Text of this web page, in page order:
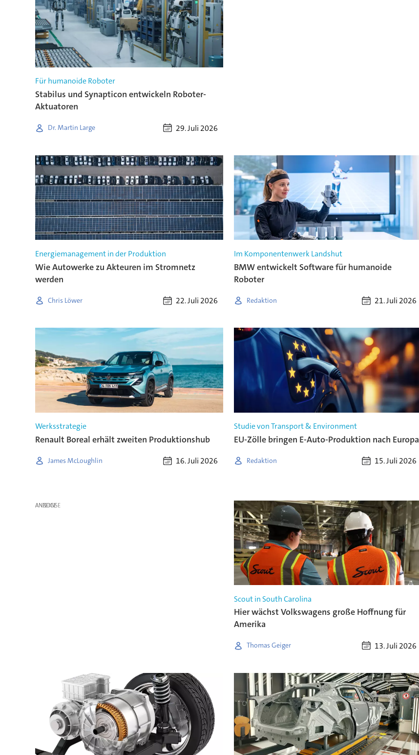
Für humanoide Roboter
Stabilus und Synapticon entwickeln Roboter-
Aktuatoren
Dr. Martin Large 29. Juli 2026
Energiemanagement in der Produktion
Wie Autowerke zu Akteuren im Stromnetz
werden
Chris Löwer 22. Juli 2026
Im Komponentenwerk Landshut
BMW entwickelt Software für humanoide
Roboter
Redaktion 21. Juli 2026
Werksstrategie
Renault Boreal erhält zweiten Produktionshub
James McLoughlin 16. Juli 2026
Studie von Transport & Environment
EU-Zölle bringen E-Auto-Produktion nach Europa
Redaktion 15. Juli 2026
ANZEIGE
Scout in South Carolina
Hier wächst Volkswagens große Hoffnung für
Amerika
Thomas Geiger 13. Juli 2026